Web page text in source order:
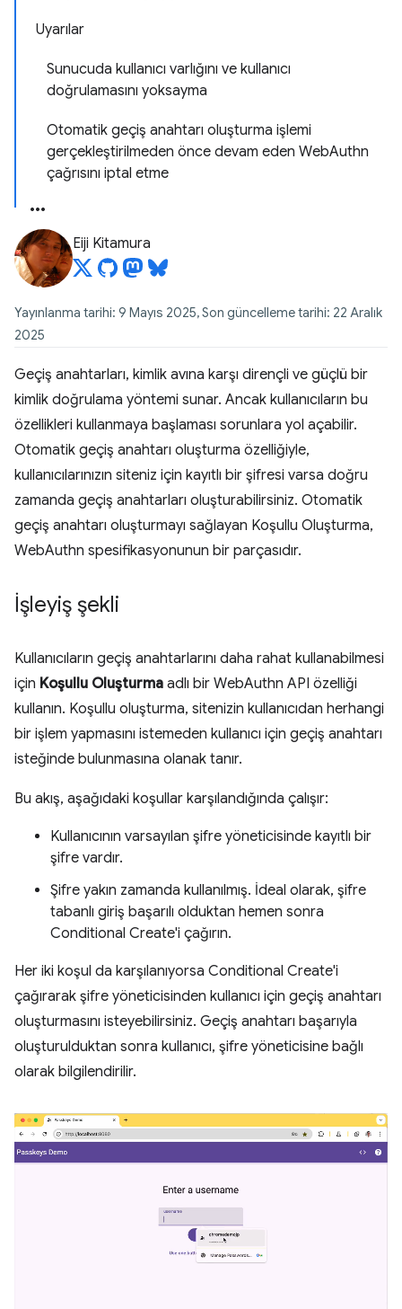
Uyarılar
Sunucuda kullanıcı varlığını ve kullanıcı
doğrulamasını yoksayma
Otomatik geçiş anahtarı oluşturma işlemi
gerçekleştirilmeden önce devam eden WebAuthn
çağrısını iptal etme
Eiji Kitamura
Yayınlanma tarihi: 9 Mayıs 2025, Son güncelleme tarihi: 22 Aralık
2025
Geçiş anahtarları, kimlik avına karşı dirençli ve güçlü bir
kimlik doğrulama yöntemi sunar. Ancak kullanıcıların bu
özellikleri kullanmaya başlaması sorunlara yol açabilir.
Otomatik geçiş anahtarı oluşturma özelliğiyle,
kullanıcılarınızın siteniz için kayıtlı bir şifresi varsa doğru
zamanda geçiş anahtarları oluşturabilirsiniz. Otomatik
geçiş anahtarı oluşturmayı sağlayan Koşullu Oluşturma,
WebAuthn spesifikasyonunun bir parçasıdır.
İşleyiş şekli
Kullanıcıların geçiş anahtarlarını daha rahat kullanabilmesi
için Koşullu Oluşturma adlı bir WebAuthn API özelliği
kullanın. Koşullu oluşturma, sitenizin kullanıcıdan herhangi
bir işlem yapmasını istemeden kullanıcı için geçiş anahtarı
isteğinde bulunmasına olanak tanır.
Bu akış, aşağıdaki koşullar karşılandığında çalışır:
Kullanıcının varsayılan şifre yöneticisinde kayıtlı bir
şifre vardır.
Şifre yakın zamanda kullanılmış. İdeal olarak, şifre
tabanlı giriş başarılı olduktan hemen sonra
Conditional Create'i çağırın.
Her iki koşul da karşılanıyorsa Conditional Create'i
çağırarak şifre yöneticisinden kullanıcı için geçiş anahtarı
oluşturmasını isteyebilirsiniz. Geçiş anahtarı başarıyla
oluşturulduktan sonra kullanıcı, şifre yöneticisine bağlı
olarak bilgilendirilir.